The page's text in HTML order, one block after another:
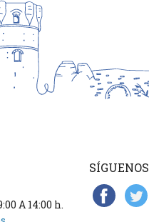
A 14:00 h.
SÍGUENOS